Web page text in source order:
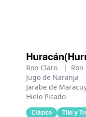
Ron Claro | Ron
Jugo de Naranja
Jarabe de
Hielo Picado
Clásico Tiki y